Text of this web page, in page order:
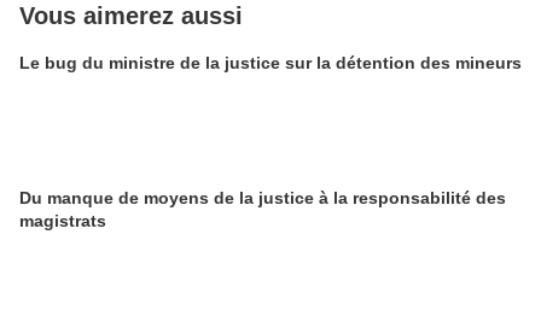
Vous aimerez aussi
Le bug du ministre de la justice sur la détention des mineurs
Du manque de moyens de la justice à la responsabilité des
magistrats